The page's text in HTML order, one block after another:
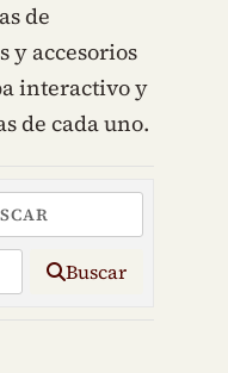
de
y accesorios
interactivo y
de cada uno.
Buscar